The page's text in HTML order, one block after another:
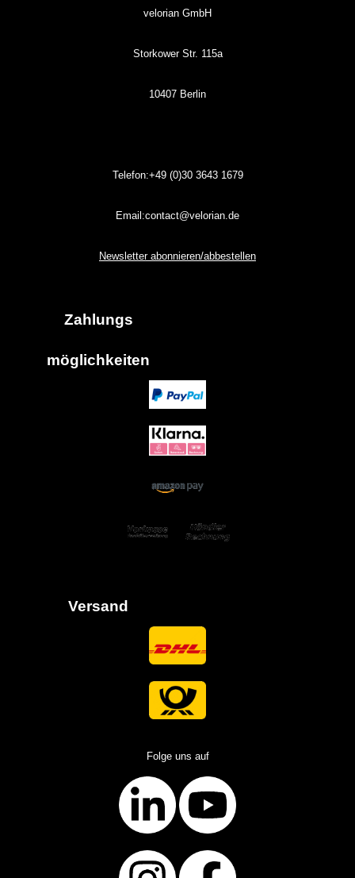
velorian GmbH
Storkower Str. 115a
10407 Berlin
Telefon:+49 (0)3036431679
Email:contact@velorian.de
Newsletter abonnieren/abbestellen
Zahlungs
möglich keiten
Versand
Folge uns auf